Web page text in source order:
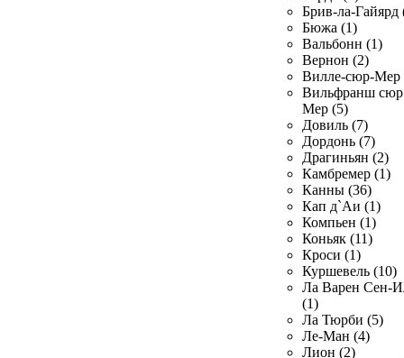
Брив-ла-Гайярд
Бюжа (1)
Вальбонн (1)
Вернон (2)
Вилле-сюр-Мер
Вильфранш сюр
Мер (5)
Довиль (7)
Дордонь (7)
Драгиньян (2)
Камбремер (1)
Канны (36)
Кап д`Аи (1)
Компьен (1)
Коньяк (11)
Кроси (1)
Куршевель (10)
Ла Варен Сен-
(1)
Ла Тюрби (5)
Ле-Ман (4)
Лион (2)